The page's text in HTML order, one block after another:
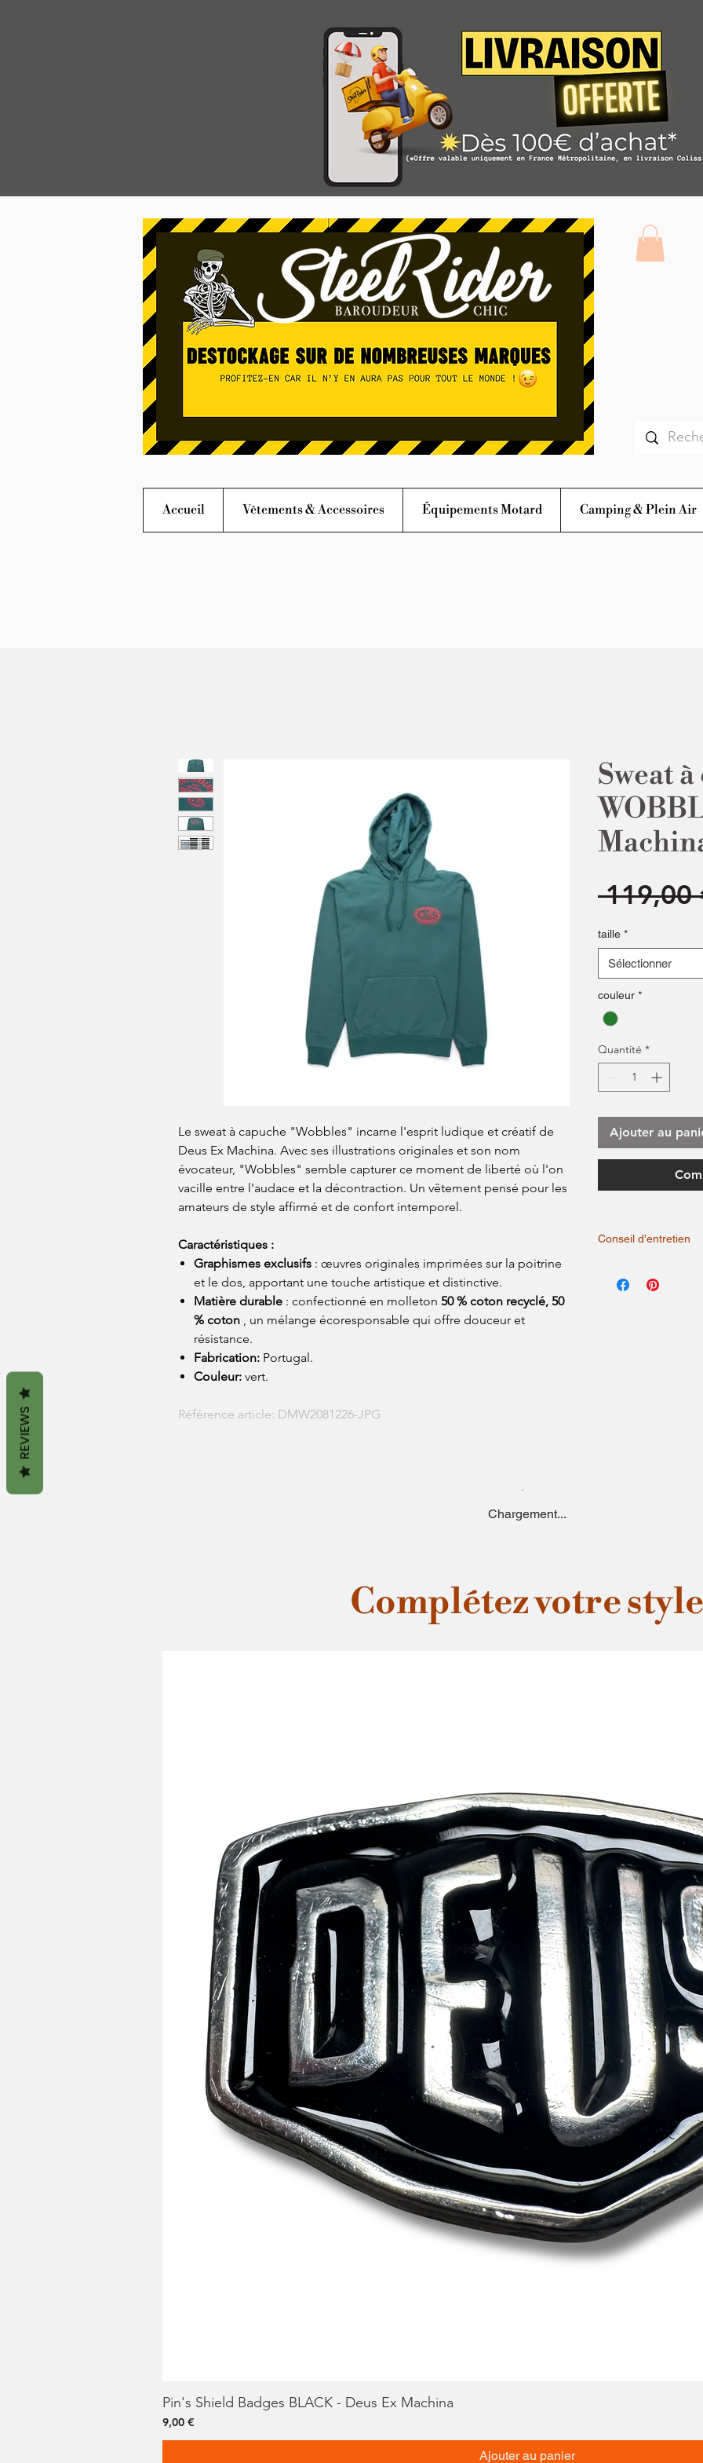
Accueil Vêtements & Accessoires Équipements Motard Camping & Plein Air
Le sweat à capuche "Wobbles" incarne l'esprit ludique et créatif de
Deus Ex Machina. Avec ses illustrations originales et son nom
évocateur, "Wobbles" semble capturer ce moment de liberté où l'on
vacille entre l'audace et la décontraction. Un vêtement pensé pour les
amateurs de style affirmé et de confort intemporel.
Caractéristiques :
Graphismes exclusifs : œuvres originales imprimées sur la poitrine
et le dos, apportant une touche artistique et distinctive.
Matière durable : confectionné en molleton 50 % coton recyclé, 50
% coton , un mélange écoresponsable qui offre douceur et
résistance.
Fabrication: Portugal.
Couleur: vert.
Référence article: DMW2081226-JPG
Sweat
119,00
taille *
Sélectionner
couleur *
Quantité *
Ajouter au
Conseil d'entretien
laver à l'envers.
Chargement...
Complétez votre style
Pin's Shield Badges BLACK - Deus Ex Machina
Prix
9,00 €
Ajouter au panier
REVIEWS